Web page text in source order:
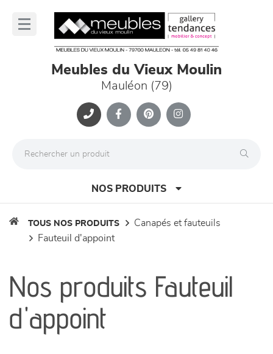
Meubles du Vieux Moulin
Mauléon (79)
NOS PRODUITS
séjours
meubles de complément
TOUS NOS PRODUITS
canapés et fauteuils
fauteuil d'appoint
Nos produits Fauteuil
d'appoint